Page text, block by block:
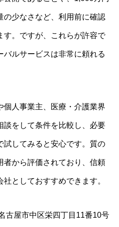
の少なさなど、利用前に確認
す。ですが、これらが許容で
バルサービスは非常に頼れる
個人事業主、医療・介護業界
談をして条件を比較し、必要
試してみると安心です。質の
者から評価されており、信頼
としておすすめできます。
古屋市中区栄四丁目11番10号